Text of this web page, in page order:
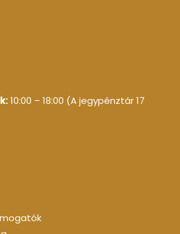
10:00 – 18:00 (A jegypénztár 17